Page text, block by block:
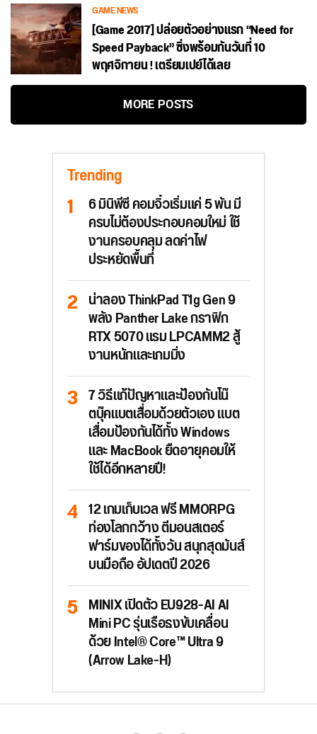
GAME NEWS
[Game 2017] ปล่อยตัวอย่างแรก “Need for
Speed Payback” ซิ่งพร้อมกันวันที่ 10
พฤศจิกายน ! เตรียมเปย์ได้เลย
MORE POSTS
Trending
6 มินิพีซี คอมจิ๋วเริ่มแค่ 5 พัน มี
ครบไม่ต้องประกอบคอมใหม่ ใช้
งานครอบคลุม ลดค่าไฟ
ประหยัดพื้นที่
น่าลอง ThinkPad T1g Gen 9
พลัง Panther Lake กราฟิก
RTX 5070 แรม LPCAMM2 สู้
งานหนักและเกมมิ่ง
7 วิธีแก้ปัญหาและป้องกันโน๊
ตบุ๊คแบตเสื่อมด้วยตัวเอง แบต
เสื่อมป้องกันได้ทั้ง Windows
และ MacBook ยืดอายุคอมให้
ใช้ได้อีกหลายปี!
12 เกมเก็บเวล ฟรี MMORPG
ท่องโลกกว้าง ตีมอนสเตอร์
ฟาร์มของได้ทั้งวัน สนุกสุดมันส์
บนมือถือ อัปเดตปี 2026
MINIX เปิดตัว EU928-AI AI
Mini PC รุ่นเรือธงขับเคลื่อน
ด้วย Intel® Core™ Ultra 9
(Arrow Lake-H)